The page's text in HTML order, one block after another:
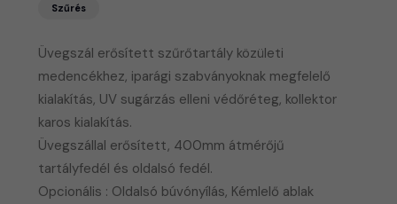
Üvegszál erősített szűrőtartály közületi
medencékhez, iparági szabványoknak megfelelő
kialakítás, UV sugárzás elleni védőréteg, kollektor
karos kialakítás.
Üvegszállal erősített, 400mm átmérőjű
tartályfedél és oldalsó fedél.
Opcionális : Oldalsó búvónyílás, Kémlelő ablak
Szűrés